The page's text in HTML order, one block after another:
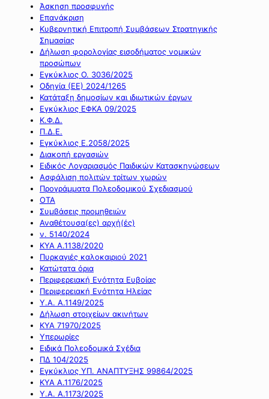
Άσκηση προσφυγής
Επανάκριση
Κυβερνητική Επιτροπή Συμβάσεων Στρατηγικής
Σημασίας
Δήλωση φορολογίας εισοδήματος νομικών
προσώπων
Εγκύκλιος Ο. 3036/2025
Οδηγία (ΕΕ) 2024/1265
Κατάταξη δημοσίων και ιδιωτικών έργων
Εγκύκλιος ΕΦΚΑ 09/2025
Κ.Φ.Δ.
Π.Δ.Ε.
Εγκύκλιος Ε.2058/2025
Διακοπή εργασιών
Ειδικός Λογαριασμός Παιδικών Κατασκηνώσεων
Ασφάλιση πολιτών τρίτων χωρών
Προγράμματα Πολεοδομικού Σχεδιασμού
ΟΤΑ
Συμβάσεις προμηθειών
Αναθέτουσα(ες) αρχή(ές)
ν. 5140/2024
ΚΥΑ Α.1138/2020
Πυρκαγιές καλοκαιριού 2021
Κατώτατα όρια
Περιφερειακή Ενότητα Ευβοίας
Περιφερειακή Ενότητα Ηλείας
Υ.Α. Α.1149/2025
Δήλωση στοιχείων ακινήτων
ΚΥΑ 71970/2025
Υπερωρίες
Ειδικά Πολεοδομικά Σχέδια
ΠΔ 104/2025
Εγκύκλιος ΥΠ. ΑΝΑΠΤΥΞΗΣ 99864/2025
ΚΥΑ Α.1176/2025
Υ.Α. Α.1173/2025